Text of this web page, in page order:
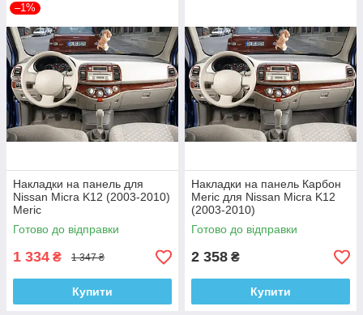
–1%
Накладки на панель для
Nissan Micra K12 (2003-2010)
Meric
Готово до відправки
1 334 ₴ 1 347 ₴
Купити
Накладки на панель Карбон
Meric для Nissan Micra K12
(2003-2010)
Готово до відправки
2 358 ₴
Купити